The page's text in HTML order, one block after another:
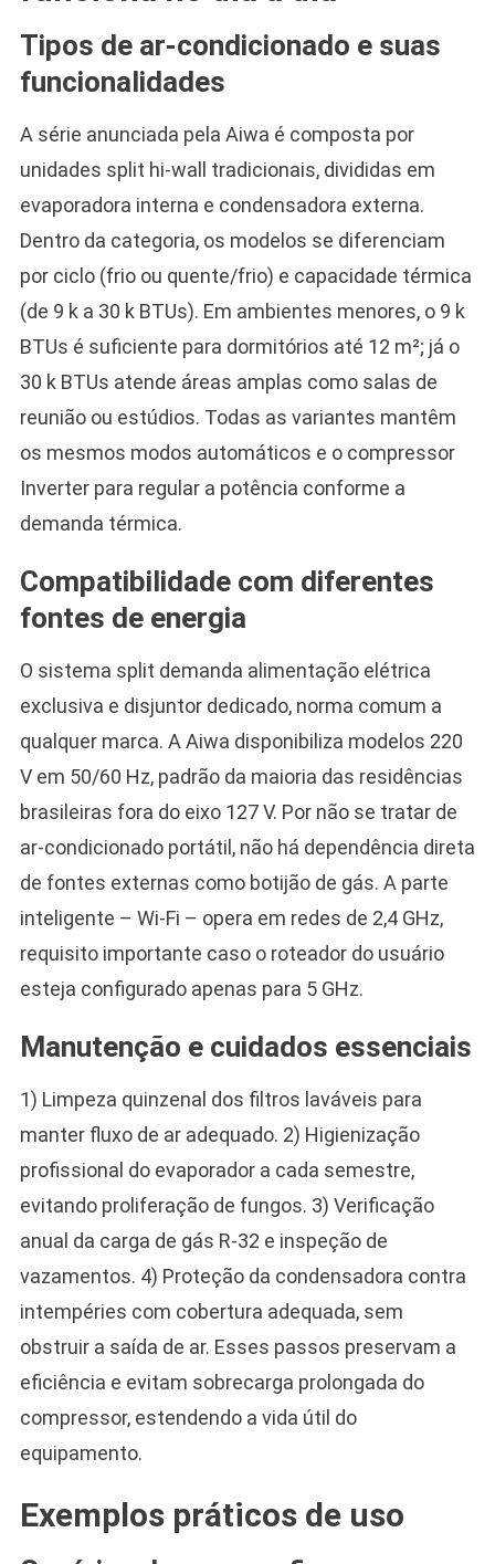
Tipos de ar-condicionado e suas
funcionalidades
A série anunciada pela Aiwa é composta por
unidades split hi-wall tradicionais, divididas em
evaporadora interna e condensadora externa.
Dentro da categoria, os modelos se diferenciam
por ciclo (frio ou quente/frio) e capacidade térmica
(de 9 k a 30 k BTUs). Em ambientes menores, o 9 k
BTUs é suficiente para dormitórios até 12 m²; já o
30 k BTUs atende áreas amplas como salas de
reunião ou estúdios. Todas as variantes mantêm
os mesmos modos automáticos e o compressor
Inverter para regular a potência conforme a
demanda térmica.
Compatibilidade com diferentes
fontes de energia
O sistema split demanda alimentação elétrica
exclusiva e disjuntor dedicado, norma comum a
qualquer marca. A Aiwa disponibiliza modelos 220
V em 50/60 Hz, padrão da maioria das residências
brasileiras fora do eixo 127 V. Por não se tratar de
ar-condicionado portátil, não há dependência direta
de fontes externas como botijão de gás. A parte
inteligente – Wi-Fi – opera em redes de 2,4 GHz,
requisito importante caso o roteador do usuário
esteja configurado apenas para 5 GHz.
Manutenção e cuidados essenciais
1) Limpeza quinzenal dos filtros laváveis para
manter fluxo de ar adequado. 2) Higienização
profissional do evaporador a cada semestre,
evitando proliferação de fungos. 3) Verificação
anual da carga de gás R-32 e inspeção de
vazamentos. 4) Proteção da condensadora contra
intempéries com cobertura adequada, sem
obstruir a saída de ar. Esses passos preservam a
eficiência e evitam sobrecarga prolongada do
compressor, estendendo a vida útil do
equipamento.
Exemplos práticos de uso